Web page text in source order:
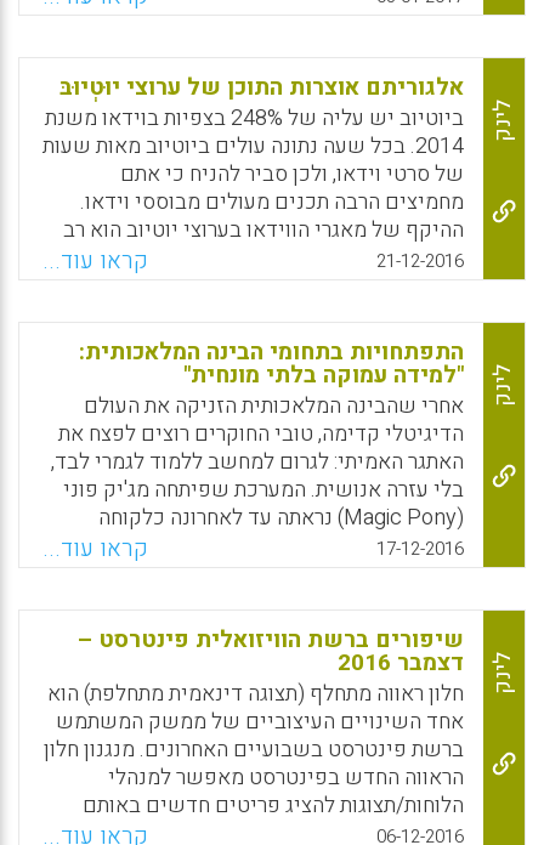
הפלטפורמה החדשה של גוגל גוגל סייטס נבנתה
מחדש ע"י צוות פיתוח של גוגל לפני חצי שנה
ועברה מתיחת פנים משמעותית. צוות הפיתוח של
גוגל ממשיך לעבוד על שיפור הפלטפורמה
ובחודשים הקרובים יפותחו עוד תבניות מוכנות
לגוגל גוגל סייטס (עמי סלנט).
WhatsApp
Facebook
Email
X
לינק
אלגוריתם אוצרות התוכן של ערוצי יוּטְיוּבּ
ביוטיוב יש עליה של 248% בצפיות בוידאו משנת
2014. בכל שעה נתונה עולים ביוטיוב מאות שעות
של סרטי וידאו, ולכן סביר להניח כי אתם
מחמיצים הרבה תכנים מעולים מבוססי וידאו.
ההיקף של מאגרי הווידאו בערוצי יוטיוב הוא רב
ועצום, והוא בלתי נתפס מבחינת סדרי גודל.
ההערכה כיום היא כי בשרתי יוטיוב מאוחסנים
עשרות רבות של אקסבייטים. כל אקסבייט שווה
מיליארד ג'יגבייט. יוטיוב מאפשרת להיות מנויים
על נושאים כדי לגלות תוכן חדש, אבל החדשנות
שלהם בתקופה האחרונה באה לידי ביטוי
באלגוריתם ממוחשב היוצר בעצמו ערוצי יוטיוב
לפי נושאים. בערוצי תוכן אלו ניתן למצוא סרטי
וידאו שמויינו על ידי האלגוריתם על פי ניתוח
הנושאים בכל וידאו ושיוך הסרטים לערוץ תוכן
נושאי (עמי סלנט).
21-12-2016 קראו עוד...
לינק
התפתחויות בתחומי הבינה המלאכותית:
"למידה עמוקה בלתי מונחית"
אחרי שהבינה המלאכותית הזניקה את העולם
הדיגיטלי קדימה, טובי החוקרים רוצים לפצח את
האתגר האמיתי: לגרום למחשב ללמוד לגמרי לבד,
בלי עזרה אנושית. המערכת שפיתחה מג'יק פוני
(Magic Pony) נראתה עד לאחרונה כלקוחה
מסרטי מדע בדיוני, שמאחוריהם עומדים
תסריטאים שלא מבינים איך באמת טכנולוגיה
עובדת. היא משפרת תמונות וסרטונים באיכות
ירודה, ומוסיפה להם פרטים יש מאין. תמונת פנים
מפוקסלת הופכת חדה, וצילום של חלק קטן
ומטושטש מקיר לבנים ייהפך לתמונה אמינה
ומפורטת להפליא של הקיר כולו. הטכנולוגיה
שעליה נשען ההישג המרשים מעניינת אפילו
יותר: היא מבוססת על בינה מלאכותית מתקדמת
במיוחד, מהסוג המכונה בז'רגון המקצועי "למידה
עמוקה בלתי מונחית" (עמי סלנט).
17-12-2016 קראו עוד...
לינק
שיפורים ברשת הוויזואלית פינטרסט –
דצמבר 2016
חלון ראווה מתחלף (תצוגה דינאמית מתחלפת) הוא
אחד השינויים העיצוביים של ממשק המשתמש
ברשת פינטרסט בשבועיים האחרונים. מנגנון חלון
הראווה החדש בפינטרסט מאפשר למנהלי
הלוחות/תצוגות להציג פריטים חדשים באותם
לוחות/תצוגות שהם בוחרים עפ"י שיקולי עניין
06-12-2016 קראו עוד...